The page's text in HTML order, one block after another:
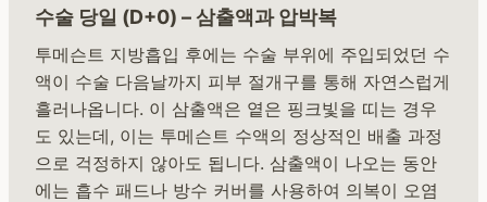
수술 당일 (D+0) – 삼출액과 압박복
투메슨트 지방흡입 후에는 수술 부위에 주입되었던 수
액이 수술 다음날까지 피부 절개구를 통해 자연스럽게
흘러나옵니다. 이 삼출액은 옅은 핑크빛을 띠는 경우
도 있는데, 이는 투메슨트 수액의 정상적인 배출 과정
으로 걱정하지 않아도 됩니다. 삼출액이 나오는 동안
에는 흡수 패드나 방수 커버를 사용하여 의복이 오염